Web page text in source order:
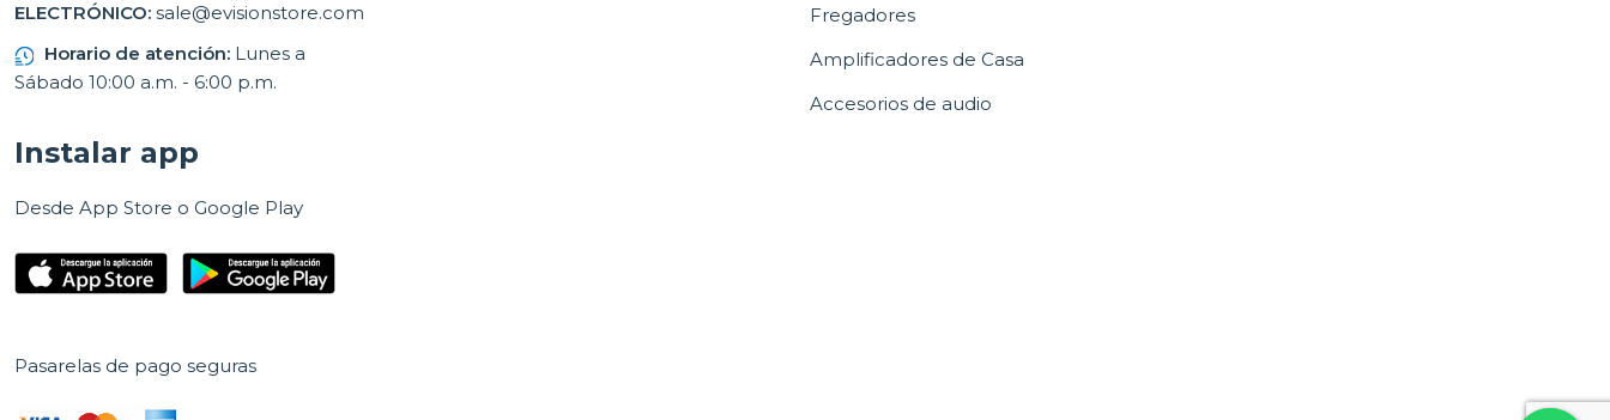
ELECTRÓNICO: sale@evisionstore.com
Horario de atención: Lunes a
Sábado 10:00 a.m. - 6:00 p.m.
Fregadores
Amplificadores de Casa
Accesorios de audio
Instalar app
Desde App Store o Google Play
Pasarelas de pago seguras